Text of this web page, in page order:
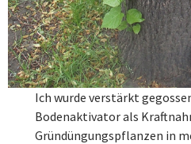
Ich wurde verstärkt
Bodenaktivator als
Gründüngungspflanzen in